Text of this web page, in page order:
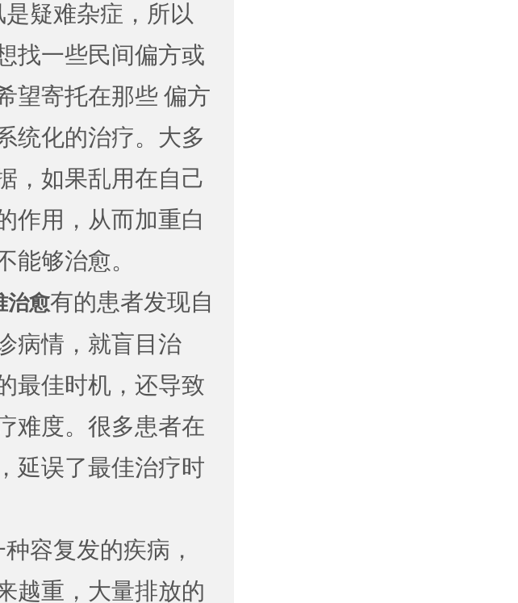
疑难杂症，所以
找一些民间偏方或
望寄托在那些 偏方
统化的治疗。大多
，如果乱用在自己
作用，从而加重白
能够治愈。
治愈有的患者发现自
病情，就盲目治
最佳时机，还导致
难度。很多患者在
延误了最佳治疗时
容复发的疾病，
越重，大量排放的